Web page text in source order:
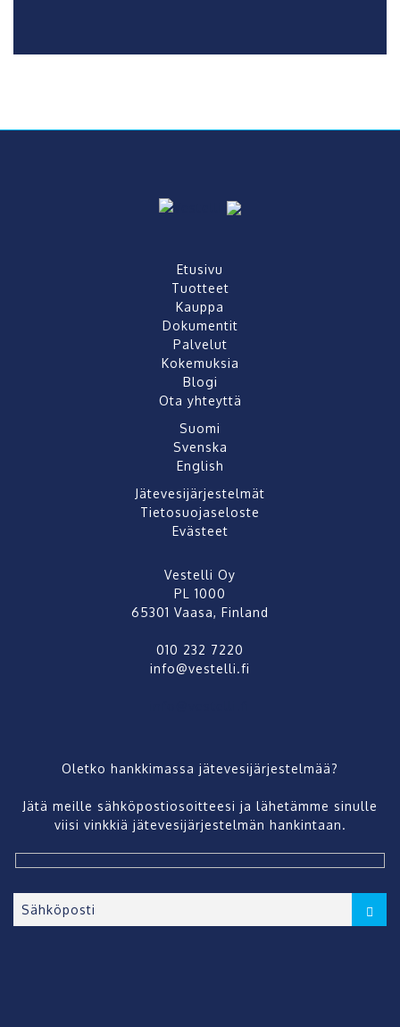
Etusivu
Tuotteet
Kauppa
Dokumentit
Palvelut
Kokemuksia
Blogi
Ota yhteyttä
Suomi
Svenska
English
Jätevesijärjestelmät
Tietosuojaseloste
Evästeet
Vestelli Oy
PL 1000
65301 Vaasa, Finland
010 232 7220
info@vestelli.fi
Oletko hankkimassa jätevesijärjestelmää?
Jätä meille sähköpostiosoitteesi ja lähetämme sinulle
viisi vinkkiä jätevesijärjestelmän hankintaan.